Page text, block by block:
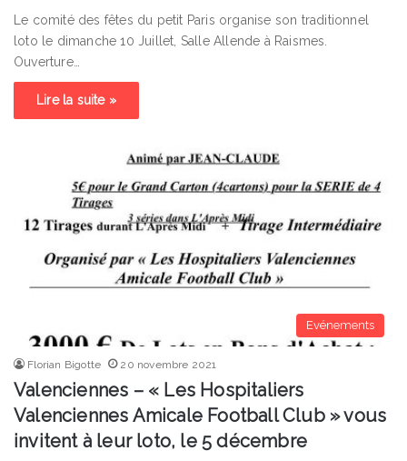
Le comité des fêtes du petit Paris organise son traditionnel
loto le dimanche 10 Juillet, Salle Allende à Raismes.
Ouverture…
Lire la suite »
Evénements
Florian Bigotte 20 novembre 2021
Valenciennes – « Les Hospitaliers
Valenciennes Amicale Football Club » vous
invitent à leur loto, le 5 décembre